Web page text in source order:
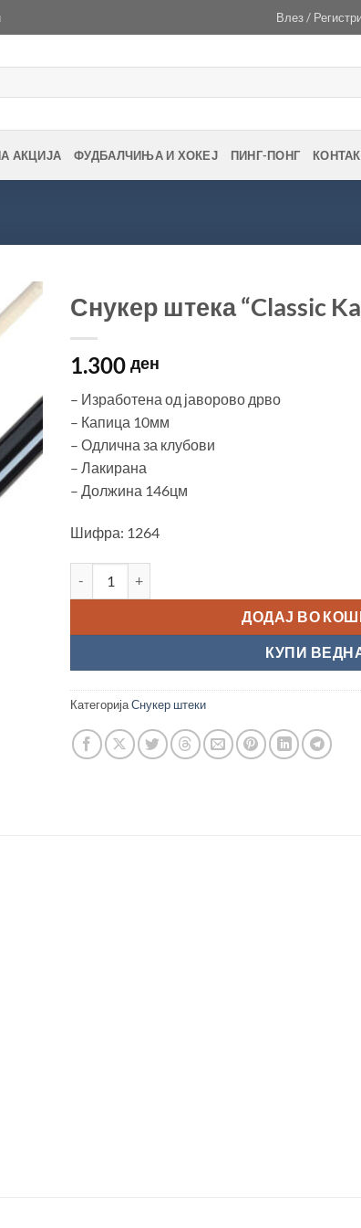
Влез /
АКЦИЈА ФУДБАЛЧИЊА И ХОКЕЈ ПИНГ-ПОНГ
Снукер штека “Classic
1.300 ден
– Изработена од јаворово дрво
– Капица 10мм
– Одлична за клубови
– Лакирана
– Должина 146цм
Шифра: 1264
ДОДАЈ ВО
КУПИ
КатегоријаСнукер штеки